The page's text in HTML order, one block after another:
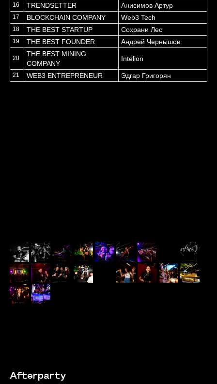
16 TRENDSETTER Анисимов Артур
17 BLOCKCHAIN COMPANY Web3 Tech
18 THE BEST STARTUP Сохрани Лес
19 THE BEST FOUNDER Андрей Чернышов
20
THE BEST MINING
COMPANY
Intelion
21 WEB3 ENTREPRENEUR Эдгар Григорян
Afterparty